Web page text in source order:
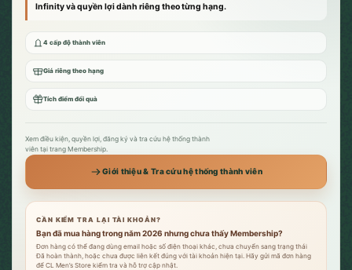
Infinity và quyền lợi dành riêng theo từng hạng.
4 cấp độ thành viên
Giá riêng theo hạng
Tích điểm đổi quà
Xem điều kiện, quyền lợi, đăng ký và tra cứu hệ thống thành
viên tại trang Membership.
Giới thiệu & Tra cứu hệ thống thành viên
CẦN KIỂM TRA LẠI TÀI KHOẢN?
Bạn đã mua hàng trong năm 2026 nhưng chưa thấy Membership?
Đơn hàng có thể đang dùng email hoặc số điện thoại khác, chưa chuyển sang trạng thái
Đã hoàn thành, hoặc chưa được liên kết đúng với tài khoản hiện tại. Hãy gửi mã đơn hàng
để CL Men’s Store kiểm tra và hỗ trợ cập nhật.